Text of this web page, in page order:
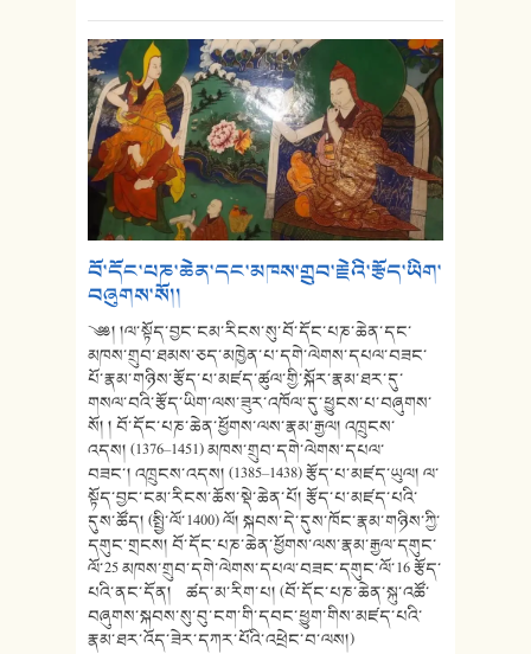
བོ་དོང་པཎ་ཆེན་དང་མཁས་གྲུབ་རྗེའི་རྩོད་ཡིག་
བཞུགས་སོ།།
༄༅། །ལ་སྟོད་བྱང་ངམ་རིངས་སུ་བོ་དོང་པཎ་ཆེན་དང་
མཁས་གྲུབ་ཐམས་ཅད་མཁྱེན་པ་དགེ་ལེགས་དཔལ་བཟང་
པོ་རྣམ་གཉིས་རྩོད་པ་མཛད་ཚུལ་གྱི་སྐོར་རྣམ་ཐར་དུ་
གསལ་བའི་རྩོད་ཡིག་ལས་ཟུར་འཁོལ་དུ་ཕྱུངས་པ་བཞུགས་
སོ། ། བོ་དོང་པཎ་ཆེན་ཕྱོགས་ལས་རྣམ་རྒྱལ། འཁྲུངས་
འདས། (1376–1451) མཁས་གྲུབ་དགེ་ལེགས་དཔལ་
བཟང་། འཁྲུངས་འདས། (1385–1438) རྩོད་པ་མཛད་ཡུལ། ལ་
སྟོད་བྱང་ངམ་རིངས་ཆོས་སྡེ་ཆེན་པོ། རྩོད་པ་མཛད་པའི་
དུས་ཚོད། (སྤྱི་ལོ་1400) ལོ། སྐབས་དེ་དུས་ཁོང་རྣམ་གཉིས་ཀྱི་
དགུང་གྲངས། བོ་དོང་པཎ་ཆེན་ཕྱོགས་ལས་རྣམ་རྒྱལ་དགུང་
ལོ་25 མཁས་གྲུབ་དགེ་ལེགས་དཔལ་བཟང་དགུང་ལོ་16 རྩོད་
པའི་ནང་དོན། ཚད་མ་རིག་པ། (བོ་དོང་པཎ་ཆེན་སྐུ་འཚོ་
བཞུགས་སྐབས་སུ་བུ་ངག་གི་དབང་ཕྱུག་གིས་མཛད་པའི་
རྣམ་ཐར་འོད་ཟེར་དཀར་པོའི་འཕྲེང་བ་ལས།)